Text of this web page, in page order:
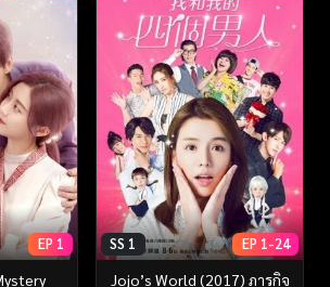
EP 1 SS 1 EP 1-24
Jojo’s World (2017) ภารกิจ